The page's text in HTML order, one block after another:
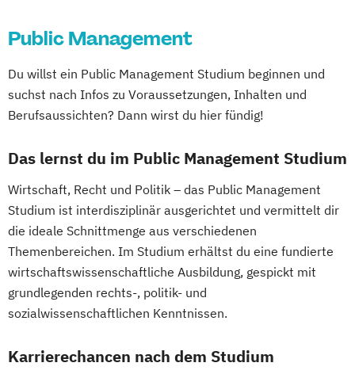
Beratung und Personalentwicklung
Eventmanagement
Facility Management
Finance
Accounting und Taxation (DE/EN)
Finanzmanagement für Bankkaufleute
Gartenbau General Management
Gerontologie
Gesundheits- und Pflegepädagogik
Gesundheitsmanagement
Gesundheitspsychologie
Gesundheitspädagogik
Growth Hacking (DE/EN)
Informationstechnologien - Netzwerk- und
Integrated Systems and Circuits Design
(EN)
International Business Management (EN)
Logopädie Maschinenbau
Maschinenbau / Leichtbau
Medical Engineering and Analytics (EN)
Nachhaltiges Immobilienmanagement
Physiotherapie
Public & Nonprofit-Management
Soziale Arbeit: Entwickeln und Gestalten
Volkswirtschaft Wirtschaftsinformatik
Wirtschaftswissenschaft
Wirtschaftswissenschaft für Ingenieur/-
innen und Naturwissenschaftler/-innen
Public Management
Du willst ein Public Management Studium beginnen und
suchst nach Infos zu Voraussetzungen, Inhalten und
Berufsaussichten? Dann wirst du hier fündig!
Das lernst du im Public Management Studium
Wirtschaft, Recht und Politik – das Public Management
Studium ist interdisziplinär ausgerichtet und vermittelt dir
die ideale Schnittmenge aus verschiedenen
Themenbereichen. Im Studium erhältst du eine fundierte
wirtschaftswissenschaftliche Ausbildung, gespickt mit
grundlegenden rechts-, politik- und
sozialwissenschaftlichen Kenntnissen.
Karrierechancen nach dem Studium